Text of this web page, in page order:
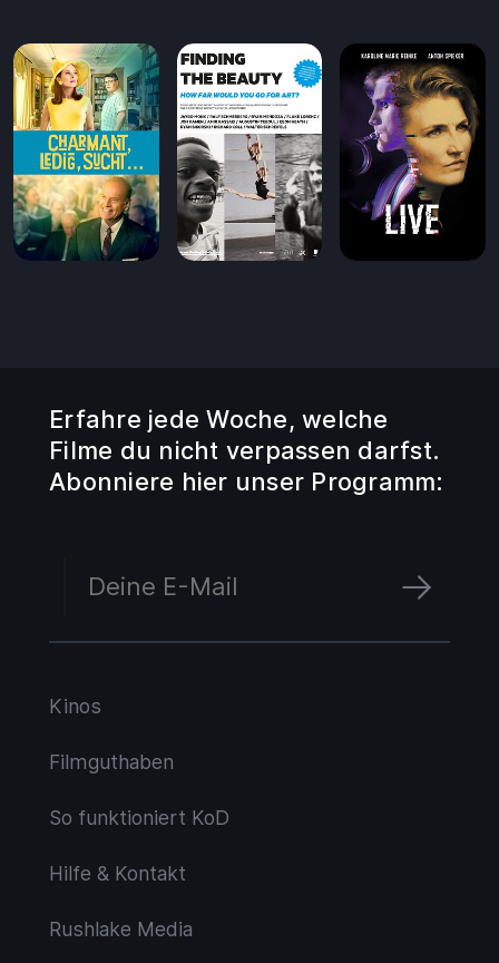
Erfahre jede Woche, welche
Filme du nicht verpassen darfst.
Abonniere hier unser Programm:
Kinos
Filmguthaben
So funktioniert KoD
Hilfe & Kontakt
Rushlake Media